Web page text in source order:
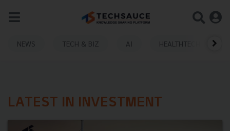
NEWS TECH & BIZ AI HEALTHTECH
LATEST IN INVESTMENT